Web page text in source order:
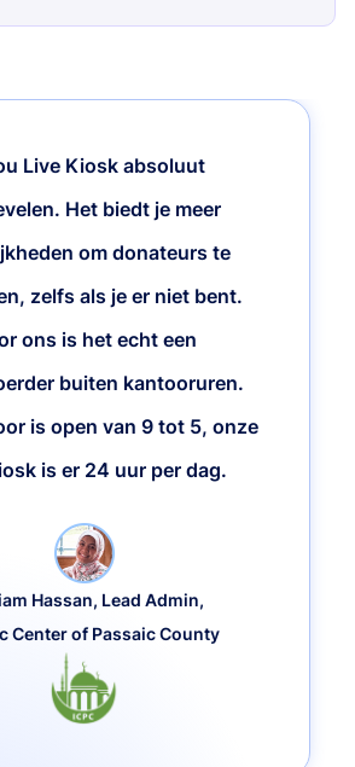
Live Kiosk absoluut
Het biedt je meer
om donateurs te
zelfs als je er niet bent.
ons is het echt een
buiten kantooruren.
is open van 9 tot 5, onze
is er 24 uur per dag.
Hassan, Lead Admin,
Center of Passaic County